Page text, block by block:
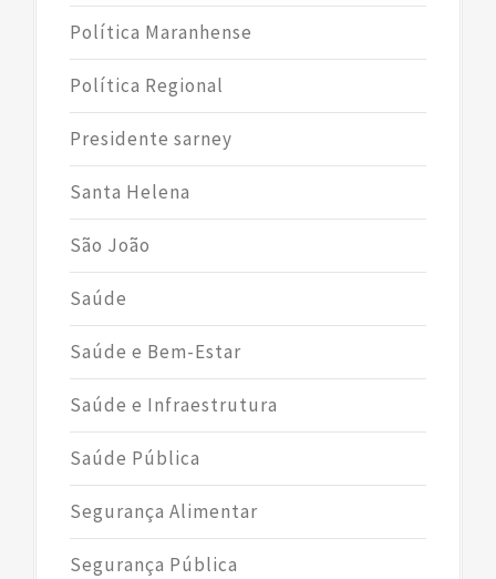
Política Maranhense
Política Regional
Presidente sarney
Santa Helena
São João
Saúde
Saúde e Bem-Estar
Saúde e Infraestrutura
Saúde Pública
Segurança Alimentar
Segurança Pública